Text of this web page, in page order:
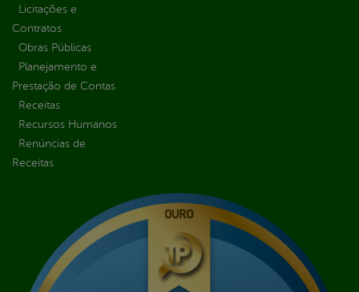
Licitações e
Contratos
Obras Públicas
Planejamento e
Prestação de Contas
Receitas
Recursos Humanos
Renúncias de
Receitas